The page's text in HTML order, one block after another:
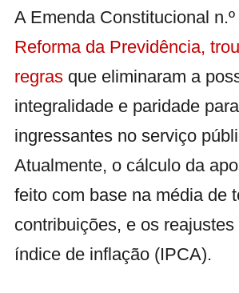
A Emenda Constitucional
Reforma da Previdência,
regras que eliminaram a
integralidade e paridade
ingressantes no serviço
Atualmente, o cálculo da
feito com base na média de
contribuições, e os
índice de inflação (IPCA).